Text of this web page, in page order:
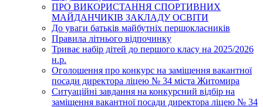
ПРО ВИКОРИСТАННЯ СПОРТИВНИХ
МАЙДАНЧИКІВ ЗАКЛАДУ ОСВІТИ
До уваги батьків майбутніх першокласників
Правила літнього відпочинку
Триває набір дітей до першого класу на 2025/2026
н.р.
Оголошення про конкурс на заміщення вакантної
посади директора ліцею № 34 міста Житомира
Ситуаційні завдання на конкурсний відбір на
заміщення вакантної посади директора ліцею № 34